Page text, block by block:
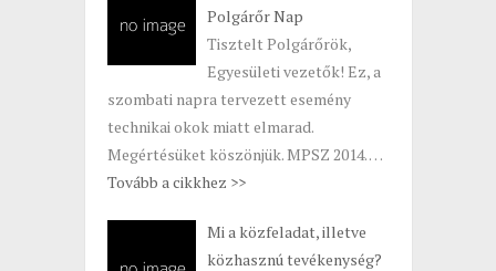
Polgárőr Nap
Tisztelt Polgárőrök,
Egyesületi vezetők! Ez, a
szombati napra tervezett esemény
technikai okok miatt elmarad.
Megértésüket köszönjük. MPSZ 2014. …
Tovább a cikkhez >>
Mi a közfeladat, illetve
közhasznú tevékenység?